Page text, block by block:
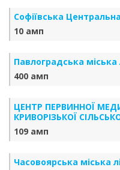
Софіївська
10 амп
Павлоградська міська
400 амп
ЦЕНТР ПЕРВИННОЇ
КРИВОРІЗЬКОЇ
109 амп
Часовоярська міська